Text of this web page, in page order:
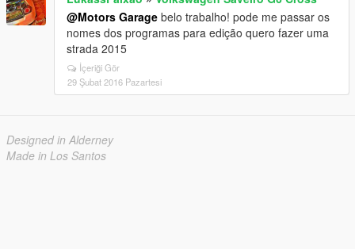
@Motors Garage belo trabalho! pode me passar os
nomes dos programas para edição quero fazer uma
strada 2015
İçeriği Gör
29 Şubat 2016 Pazartesi
Designed in Alderney
Made in Los Santos